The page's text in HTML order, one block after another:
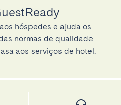
hóspedes e ajuda os
normas de qualidade
aos serviços de hotel.